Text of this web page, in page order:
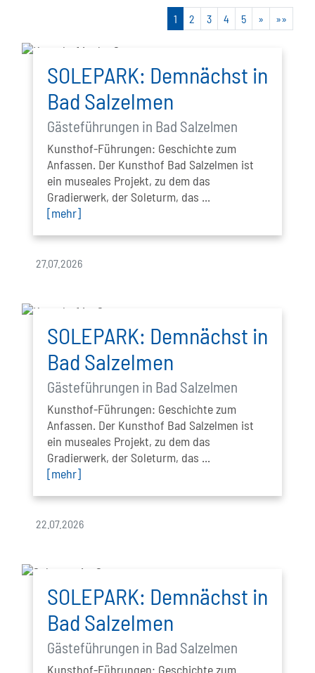
1 2 3 4 5 » »»
SOLEPARK: Demnächst in
Bad Salzelmen
Gästeführungen in Bad Salzelmen
Kunsthof-Führungen: Geschichte zum
Anfassen. Der Kunsthof Bad Salzelmen ist
ein museales Projekt, zu dem das
Gradierwerk, der Soleturm, das ...
[mehr]
27.07.2026
SOLEPARK: Demnächst in
Bad Salzelmen
Gästeführungen in Bad Salzelmen
Kunsthof-Führungen: Geschichte zum
Anfassen. Der Kunsthof Bad Salzelmen ist
ein museales Projekt, zu dem das
Gradierwerk, der Soleturm, das ...
[mehr]
22.07.2026
SOLEPARK: Demnächst in
Bad Salzelmen
Gästeführungen in Bad Salzelmen
Kunsthof-Führungen: Geschichte zum